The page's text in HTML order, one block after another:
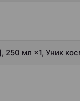
250 мл ×1, Уник